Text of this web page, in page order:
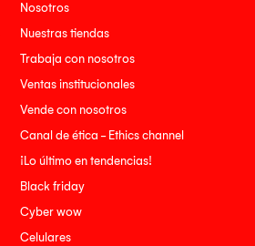
Nosotros
Nuestras tiendas
Trabaja con nosotros
Ventas institucionales
Vende con nosotros
Canal de ética - Ethics channel
¡Lo último en tendencias!
Black friday
Cyber wow
Celulares